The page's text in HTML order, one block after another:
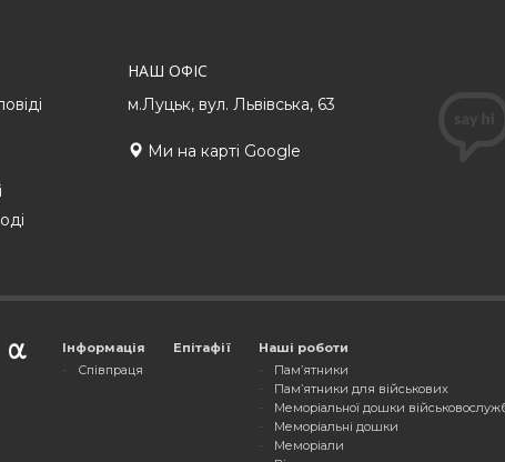
НАШ ОФІС
м.Луцьк, вул. Львівська, 63
Ми на карті Google
Інформація
Співпраця
Епітафії
Наші роботи
Пам’ятники
Пам’ятники для військових
Меморіальної дошки
Меморіальні дошки
Меморіали